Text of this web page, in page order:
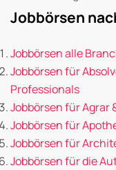
Jobbörsen
Jobbörsen alle
Jobbörsen für
Professionals
Jobbörsen für Agrar
Jobbörsen für
Jobbörsen für
Jobbörsen für die